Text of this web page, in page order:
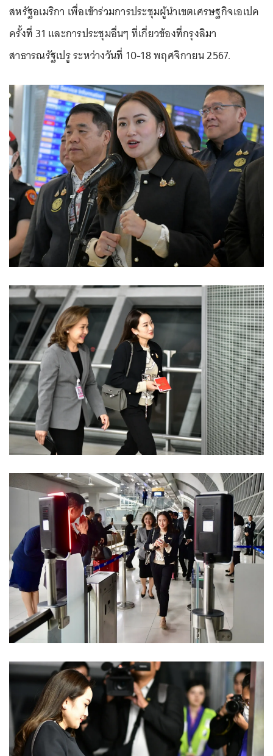
สหรัฐอเมริกา เพื่อเข้าร่วมการประชุมผู้นำเขตเศรษฐกิจเอเปค
ครั้งที่ 31 และการประชุมอื่นๆ ที่เกี่ยวข้องที่กรุงลิมา
สาธารณรัฐเปรู ระหว่างวันที่ 10-18 พฤศจิกายน 2567.